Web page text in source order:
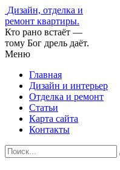
Дизайн, отделка и
ремонт квартиры.
Кто рано встаёт —
тому Бог дрель даёт.
Меню
Главная
Дизайн и интерьер
Отделка и ремонт
Статьи
Карта сайта
Контакты